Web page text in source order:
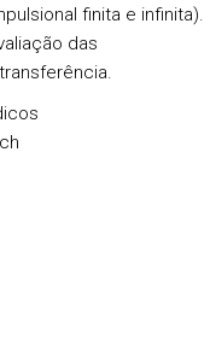
finita e infinita).
das